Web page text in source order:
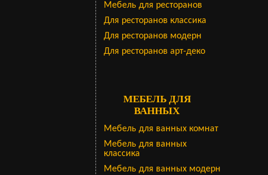
Мебель для ресторанов
Для ресторанов классика
Для ресторанов модерн
Для ресторанов арт-деко
МЕБЕЛЬ ДЛЯ
ВАННЫХ
Мебель для ванных комнат
Мебель для ванных
классика
Мебель для ванных модерн